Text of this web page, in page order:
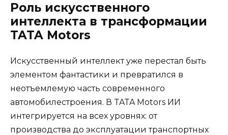
Роль искусственного
интеллекта в трансформации
TATA Motors
Искусственный интеллект уже перестал быть
элементом фантастики и превратился в
неотъемлемую часть современного
автомобилестроения. В TATA Motors ИИ
интегрируется на всех уровнях: от
производства до эксплуатации транспортных